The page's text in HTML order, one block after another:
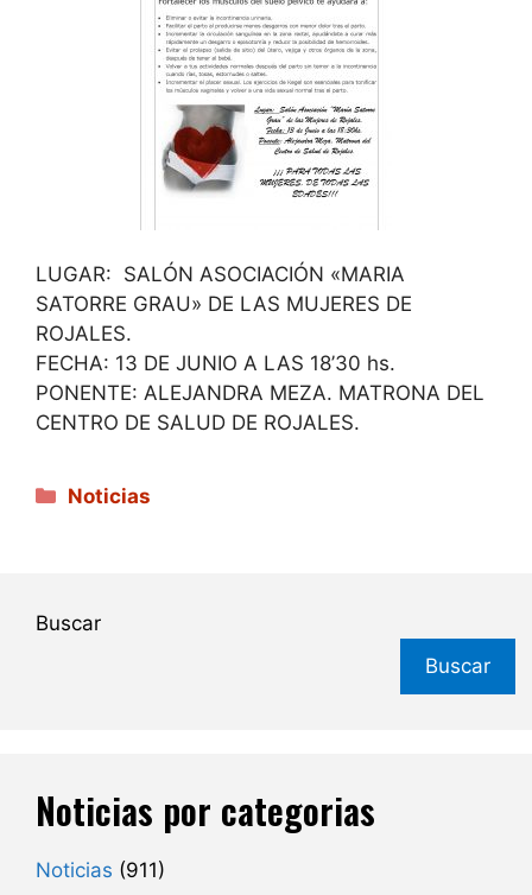
LUGAR: SALÓN ASOCIACIÓN «MARIA
SATORRE GRAU» DE LAS MUJERES DE
ROJALES.
FECHA: 13 DE JUNIO A LAS 18’30 hs.
PONENTE: ALEJANDRA MEZA. MATRONA DEL
CENTRO DE SALUD DE ROJALES.
Categorías
Noticias
Buscar
Buscar
Noticias por categorias
Noticias (911)